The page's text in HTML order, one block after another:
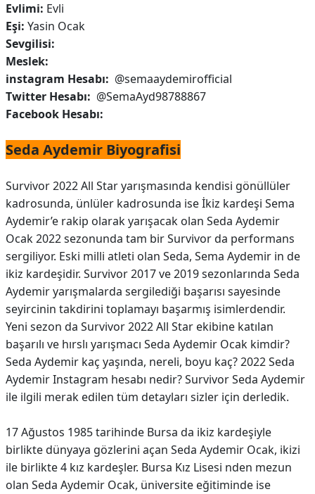
Evlimi: Evli
Eşi: Yasin Ocak
Sevgilisi:
Meslek:
instagram Hesabı: @semaaydemirofficial
Twitter Hesabı: @SemaAyd98788867
Facebook Hesabı:
Seda Aydemir Biyografisi
Survivor 2022 All Star yarışmasında kendisi gönüllüler
kadrosunda, ünlüler kadrosunda ise İkiz kardeşi Sema
Aydemir’e rakip olarak yarışacak olan Seda Aydemir
Ocak 2022 sezonunda tam bir Survivor da performans
sergiliyor. Eski milli atleti olan Seda, Sema Aydemir in de
ikiz kardeşidir. Survivor 2017 ve 2019 sezonlarında Seda
Aydemir yarışmalarda sergilediği başarısı sayesinde
seyircinin takdirini toplamayı başarmış isimlerdendir.
Yeni sezon da Survivor 2022 All Star ekibine katılan
başarılı ve hırslı yarışmacı Seda Aydemir Ocak kimdir?
Seda Aydemir kaç yaşında, nereli, boyu kaç? 2022 Seda
Aydemir Instagram hesabı nedir? Survivor Seda Aydemir
ile ilgili merak edilen tüm detayları sizler için derledik.
17 Ağustos 1985 tarihinde Bursa da ikiz kardeşiyle
birlikte dünyaya gözlerini açan Seda Aydemir Ocak, ikizi
ile birlikte 4 kız kardeşler. Bursa Kız Lisesi nden mezun
olan Seda Aydemir Ocak, üniversite eğitiminde ise